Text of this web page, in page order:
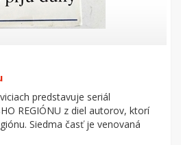
predstavuje seriál
REGIÓNU z diel autorov, ktorí
Siedma časť je venovaná